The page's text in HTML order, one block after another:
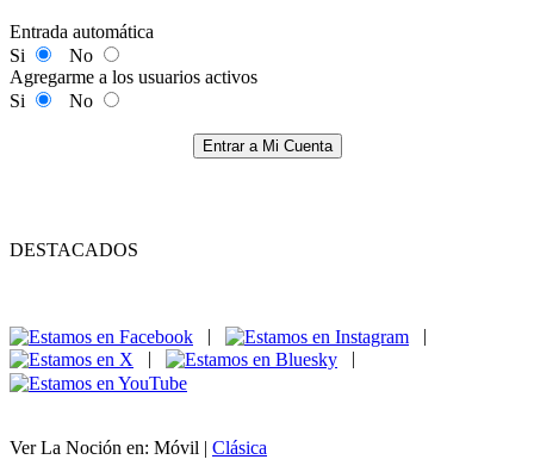
Entrada automática
Si
No
Agregarme a los usuarios activos
Si
No
Entrar a Mi Cuenta
DESTACADOS
|
|
|
|
Ver La Noción en: Móvil | Clásica